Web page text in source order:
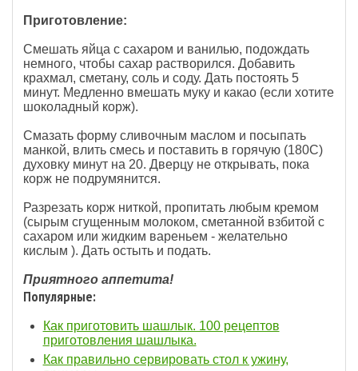
Приготовление:
Смешать яйца с сахаром и ванилью, подождать
немного, чтобы сахар растворился. Добавить
крахмал, сметану, соль и соду. Дать постоять 5
минут. Медленно вмешать муку и какао (если хотите
шоколадный корж).
Смазать форму сливочным маслом и посыпать
манкой, влить смесь и поставить в горячую (180С)
духовку минут на 20. Дверцу не открывать, пока
корж не подрумянится.
Разрезать корж ниткой, пропитать любым кремом
(сырым сгущенным молоком, сметанной взбитой с
сахаром или жидким вареньем - желательно
кислым ). Дать остыть и подать.
Приятного аппетита!
Популярные:
Как приготовить шашлык. 100 рецептов
приготовления шашлыка.
Как правильно сервировать стол к ужину,